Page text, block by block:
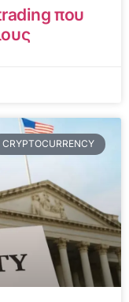
που
CRYPTOCURRENCY